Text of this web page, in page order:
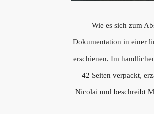
Wie es sich zum
Dokumentation in einer
erschienen. Im
42 Seiten verpackt,
Nicolai und beschreibt